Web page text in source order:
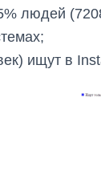
людей
ищут в